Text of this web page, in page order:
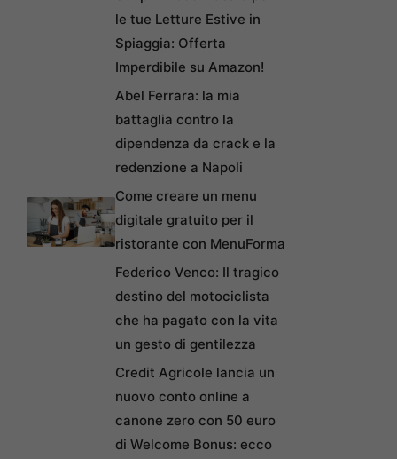
le tue Letture Estive in
Spiaggia: Offerta
Imperdibile su Amazon!
Abel Ferrara: la mia
battaglia contro la
dipendenza da crack e la
redenzione a Napoli
Come creare un menu
digitale gratuito per il
ristorante con MenuForma
Federico Venco: Il tragico
destino del motociclista
che ha pagato con la vita
un gesto di gentilezza
Credit Agricole lancia un
nuovo conto online a
canone zero con 50 euro
di Welcome Bonus: ecco